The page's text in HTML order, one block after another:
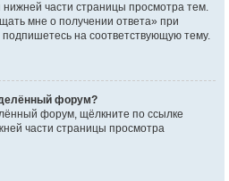
нижней части страницы просмотра тем.
мне о получении ответа» при
на соответствующую тему.
форум?
форум, щёлкните по ссылке
части страницы просмотра